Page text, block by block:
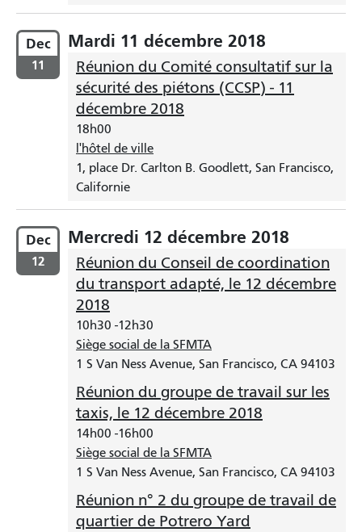
Dec
11
Mardi 11 décembre 2018
Réunion du Comité consultatif sur la
sécurité des piétons (CCSP) - 11
décembre 2018
18h00
l'hôtel de ville
1, place Dr. Carlton B. Goodlett, San Francisco,
Californie
Dec
12
Mercredi 12 décembre 2018
Réunion du Conseil de coordination
du transport adapté, le 12 décembre
2018
10h30 -12h30
Siège social de la SFMTA
1 S Van Ness Avenue, San Francisco, CA 94103
Réunion du groupe de travail sur les
taxis, le 12 décembre 2018
14h00 -16h00
Siège social de la SFMTA
1 S Van Ness Avenue, San Francisco, CA 94103
Réunion n° 2 du groupe de travail de
quartier de Potrero Yard